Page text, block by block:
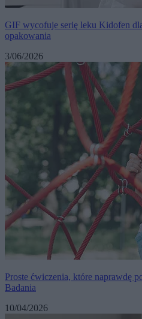
GIF wycofuje serię leku Kidofen
opakowania
3/06/2026
Proste ćwiczenia, które naprawdę
Badania
10/04/2026